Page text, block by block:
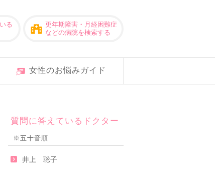
る
更年期障害・月経困難症
などの病院を検索する
女性のお悩みガイド
質問に答えているドクター
※五十音順
井上 聡子